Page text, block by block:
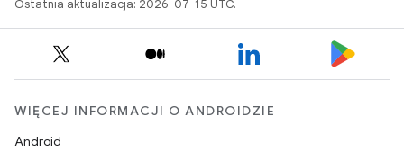
Ostatnia aktualizacja: 2026-07-15 UTC.
WIĘCEJ INFORMACJI O ANDROIDZIE
Android